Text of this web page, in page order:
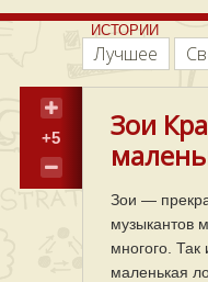
ИСТОРИИ
Лучшее
+5
Зои
Зои —
музыкантов
многого.
маленькая